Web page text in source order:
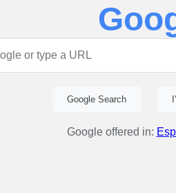
Google Search
Google offered in: